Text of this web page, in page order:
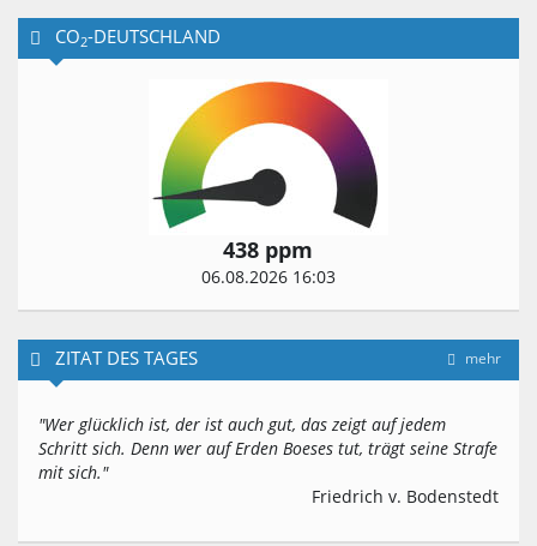
CO2-DEUTSCHLAND
438 ppm
06.08.2026 16:03
mehr
ZITAT DES TAGES
"Wer glücklich ist, der ist auch gut, das zeigt auf jedem
Schritt sich. Denn wer auf Erden Boeses tut, trägt seine Strafe
mit sich."
Friedrich v. Bodenstedt